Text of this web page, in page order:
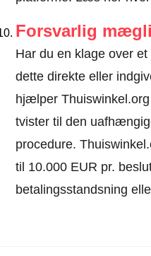
Forsvarlig
Har du en klage over
dette direkte eller
hjælper
tvister til den
procedure.
til 10.000 EUR pr.
betalingsstandsning